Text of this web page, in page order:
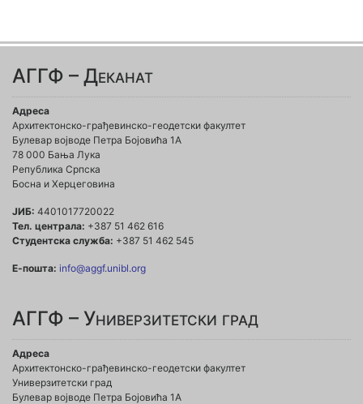
АГГФ – Деканат
Адреса
Архитектонско-грађевинско-геодетски факултет
Булевар војводе Петра Бојовића 1A
78 000 Бања Лука
Република Српска
Босна и Херцеговина
ЈИБ: 4401017720022
Тел. централа: +387 51 462 616
Студентска служба: +387 51 462 545
Е-пошта: info@aggf.unibl.org
АГГФ – Универзитетски град
Адреса
Архитектонско-грађевинско-геодетски факултет
Универзитетски град
Булевар војводе Петра Бојовића 1A